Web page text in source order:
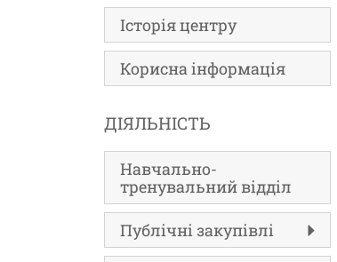
Історія центру
Корисна інформація
ДІЯЛЬНІСТЬ
Навчально-
тренувальний відділ
Публічні закупівлі